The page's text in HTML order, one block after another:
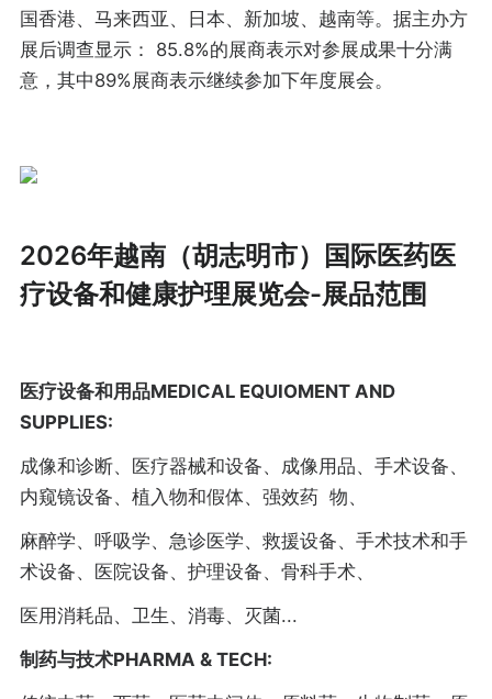
国香港、马来西亚、日本、新加坡、越南等。据主办方
展后调查显示： 85.8%的展商表示对参展成果十分满
意，其中89%展商表示继续参加下年度展会。
2026年越南（胡志明市）国际医药医
疗设备和健康护理展览会-展品范围
医疗设备和用品MEDICAL EQUIOMENT AND
SUPPLIES:
成像和诊断、医疗器械和设备、成像用品、手术设备、
内窥镜设备、植入物和假体、强效药 物、
麻醉学、呼吸学、急诊医学、救援设备、手术技术和手
术设备、医院设备、护理设备、骨科手术、
医用消耗品、卫生、消毒、灭菌...
制药与技术PHARMA & TECH: